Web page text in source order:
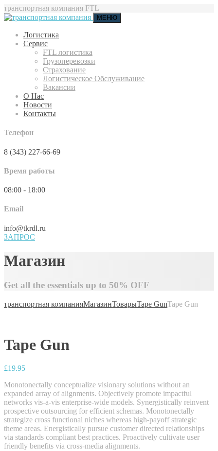
транспортная компания FTL
МЕНЮ
Логистика
Сервис
FTL логистика
Грузоперевозки
Страхование
Логистическое Обслуживание
Вакансии
О Нас
Новости
Контакты
Телефон
8 (343) 227-66-69
Время работы
08:00 - 18:00
Email
info@tkrdl.ru
ЗАПРОС
Магазин
Get all the essentials up to 50% OFF
транспортная компанияМагазинТоварыTape GunTape Gun
Tape Gun
£19.95
Monotonectally conceptualize visionary solutions without an
expanded array of alignments. Objectively promote impactful
networks vis-a-vis enterprise-wide models. Synergistically reinvent
prospective outsourcing for efficient schemas. Monotonectally
strategize cross functional niches whereas high-payoff strategic
theme areas. Energistically pursue customer directed relationships
via standards compliant best practices. Proactively cultivate user
friendly benefits via cross-media alignments.